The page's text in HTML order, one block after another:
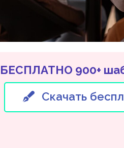
БЕСПЛАТНО 900+
Скачать